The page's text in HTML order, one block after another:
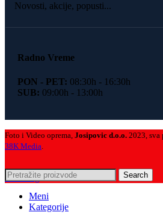
Novosti, akcije, popusti...
Radno Vreme
PON - PET: 08:30h - 16:30h
SUB: 09:00h - 13:00h
Foto i Video oprema, Josipovic d.o.o. 2023, sva
38K Media
KP Izlog Search
Meni
Kategorije